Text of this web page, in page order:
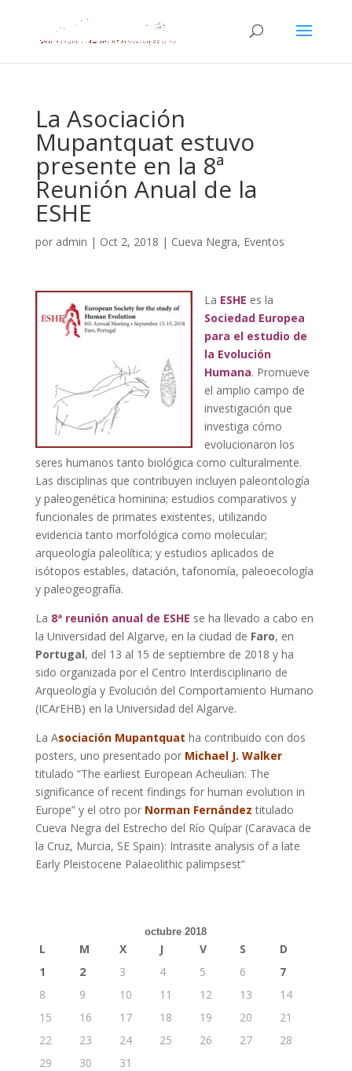
La Asociación
Mupantquat estuvo
presente en la 8ª
Reunión Anual de la
ESHE
por admin | Oct 2, 2018 | Cueva Negra, Eventos
La ESHE es la
Sociedad Europea
para el estudio de
la Evolución
Humana. Promueve
el amplio campo de
investigación que
investiga cómo
evolucionaron los
seres humanos tanto biológica como culturalmente.
Las disciplinas que contribuyen incluyen paleontología
y paleogenética hominina; estudios comparativos y
funcionales de primates existentes, utilizando
evidencia tanto morfológica como molecular;
arqueología paleolítica; y estudios aplicados de
isótopos estables, datación, tafonomía, paleoecología
y paleogeografía.
La 8ª reunión anual de ESHE se ha llevado a cabo en
la Universidad del Algarve, en la ciudad de Faro, en
Portugal, del 13 al 15 de septiembre de 2018 y ha
sido organizada por el Centro Interdisciplinario de
Arqueología y Evolución del Comportamiento Humano
(ICArEHB) en la Universidad del Algarve.
La Asociación Mupantquat ha contribuido con dos
posters, uno presentado por Michael J. Walker
titulado “The earliest European Acheulian: The
significance of recent findings for human evolution in
Europe” y el otro por Norman Fernández titulado
Cueva Negra del Estrecho del Río Quípar (Caravaca de
la Cruz, Murcia, SE Spain): Intrasite analysis of a late
Early Pleistocene Palaeolithic palimpsest”
octubre 2018
L M X J V S
D
1
2 3 4 5 6
7
8
9 10 11 12 13
14
15
16 17 18 19 20
21
22
23 24 25 26 27
28
29
30
31